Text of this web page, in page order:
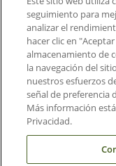
Suscripción al Correo
Médicos Derivadores
Enlaces
Duke Cancer Institute
Duke Children's
Duke School of
seguimiento para
analizar el
hacer clic en
almacenamiento de
la navegación del
nuestros esfuerzos
señal de preferencia
Más información
Privacidad.